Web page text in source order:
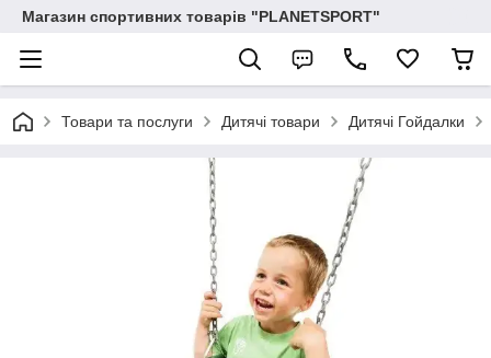
Магазин спортивних товарів "PLANETSPORT"
Товари та послуги Дитячі товари Дитячі Гойдалки